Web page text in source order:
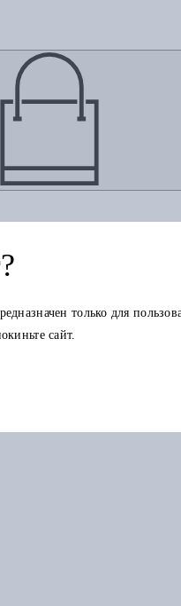
только для
сайт.